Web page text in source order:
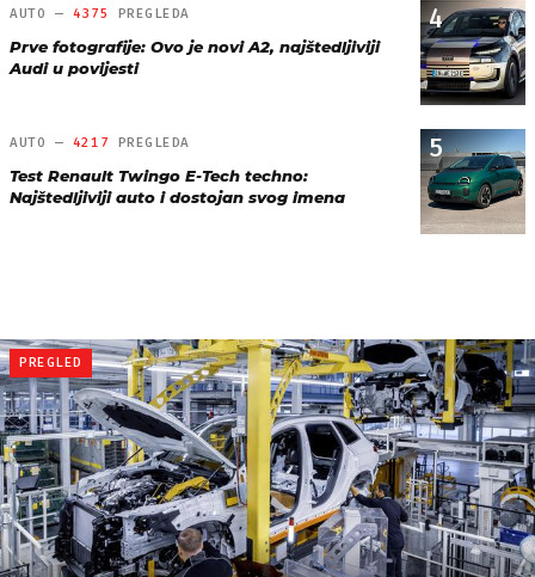
4
AUTO — 4375 PREGLEDA
Prve fotografije: Ovo je novi A2, najštedljiviji
Audi u povijesti
5
AUTO — 4217 PREGLEDA
Test Renault Twingo E-Tech techno:
Najštedljiviji auto i dostojan svog imena
PREGLED